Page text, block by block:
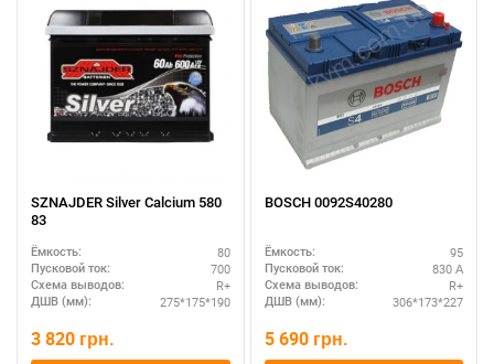
SZNAJDER Silver Calcium 580
83
Ёмкость: 80
Пусковой ток: 700
Схема выводов: R+
ДШВ (мм): 275*175*190
3 820 грн.
BOSCH 0092S40280
Ёмкость: 95
Пусковой ток: 830 А
Схема выводов: R+
ДШВ (мм): 306*173*227
5 690 грн.